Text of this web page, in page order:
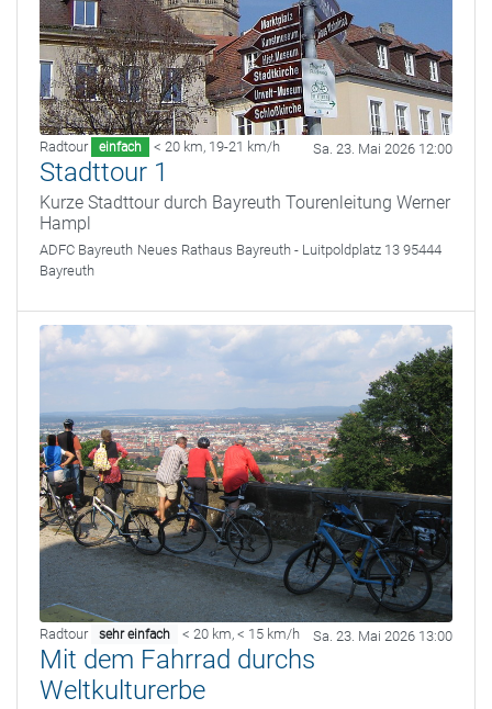
Radtour einfach < 20 km, 19-21 km/h Sa. 23. Mai 2026 12:00
Stadttour 1
Kurze Stadttour durch Bayreuth Tourenleitung Werner
Hampl
ADFC Bayreuth Neues Rathaus Bayreuth - Luitpoldplatz 13 95444
Bayreuth
Radtour sehr einfach < 20 km, < 15 km/h Sa. 23. Mai 2026 13:00
Mit dem Fahrrad durchs
Weltkulturerbe